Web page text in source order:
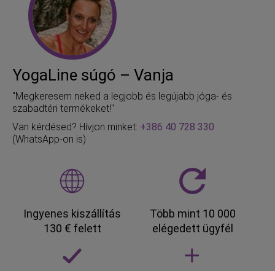
YogaLine súgó – Vanja
"Megkeresem neked a legjobb és legújabb jóga- és
szabadtéri termékeket!"
Van kérdésed? Hívjon minket: +386 40 728 330
(WhatsApp-on is)
Ingyenes kiszállítás
130 € felett
Több mint 10 000
elégedett ügyfél